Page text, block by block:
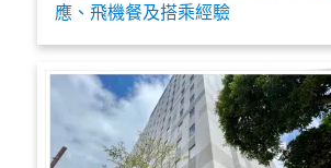
應、飛機餐及搭乘經驗